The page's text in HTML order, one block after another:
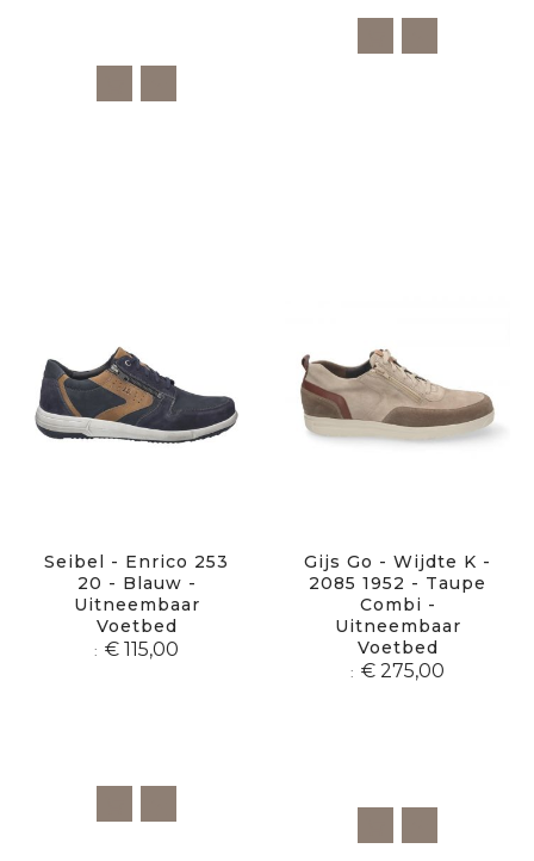
Seibel - Enrico 253
20 - Blauw -
Uitneembaar
Voetbed
€ 115,00
Gijs Go - Wijdte K -
2085 1952 - Taupe
Combi -
Uitneembaar
Voetbed
€ 275,00